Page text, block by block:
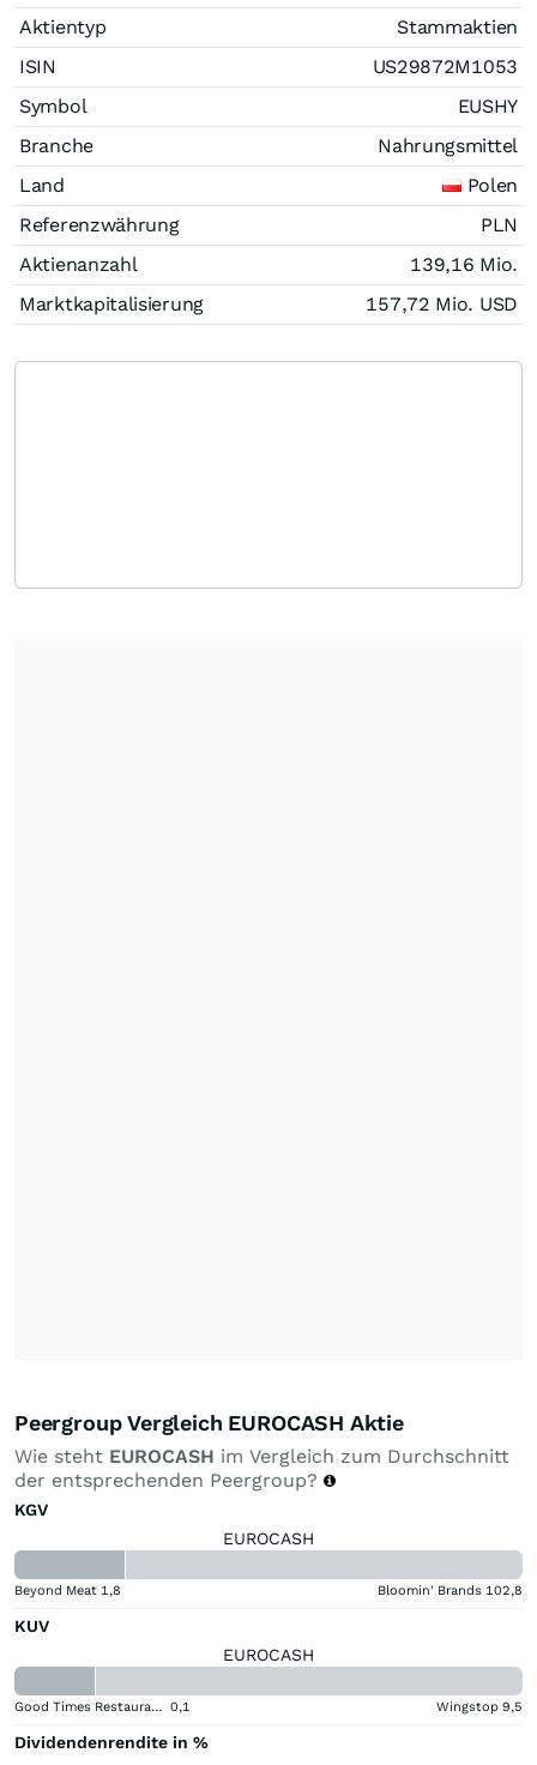
Aktientyp
Stammaktien
ISIN
US29872M1053
Symbol
EUSHY
Branche
Nahrungsmittel
Land
Polen
Referenzwährung
PLN
Aktienanzahl
139,16 Mio.
Marktkapitalisierung
157,72 Mio. USD
Peergroup Vergleich EUROCASH Aktie
Wie steht EUROCASH im Vergleich zum Durchschnitt
der entsprechenden Peergroup?
KGV
EUROCASH
Beyond Meat 1,8 Bloomin' Brands 102,8
KUV
EUROCASH
Good Times Restaurants 0,1 Wingstop 9,5
Dividendenrendite in %